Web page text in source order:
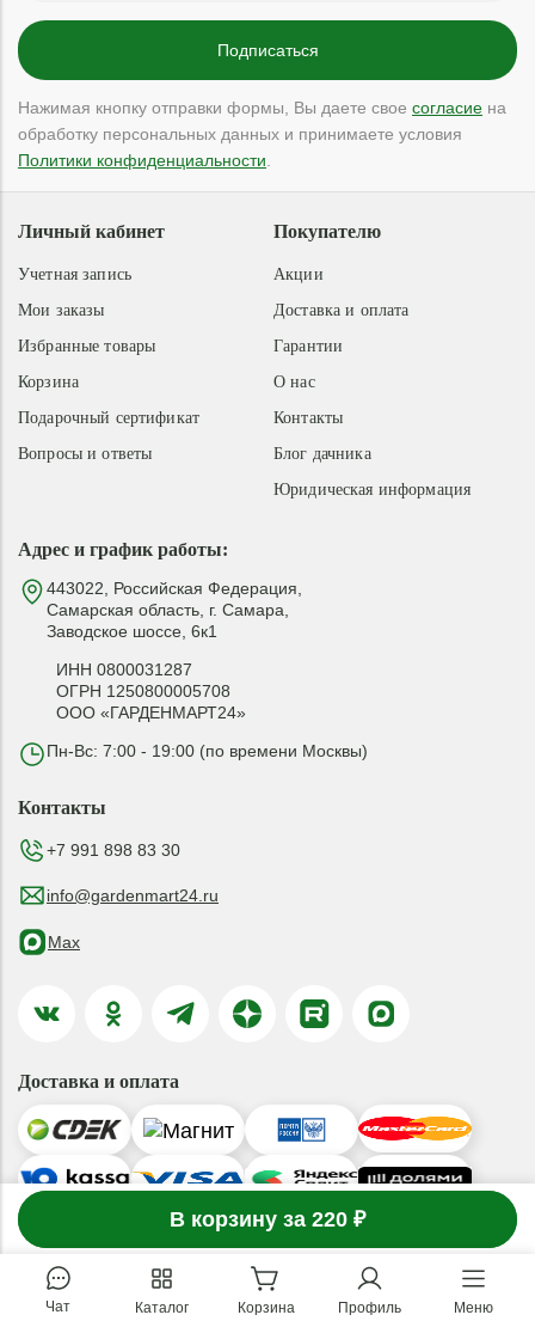
В корзину за 220 ₽
1 товар в корзине
Нажимая кнопку отправки формы, Вы даете свое согласие на
обработку персональных данных и принимаете условия
Политики конфиденциальности
Адрес и график работы:
443022, Российская Федерация,
Самарская область, г. Самара,
Заводское шоссе, 6к1
ИНН 0800031287
ОГРН 1250800005708
ООО «ГАРДЕНМАРТ24»
Пн-Вс: 7:00 - 19:00 (по времени Москвы)
Покупателю
Акции
Доставка и оплата
Гарантии
О нас
Контакты
Блог дачника
Юридическая информация
Личный кабинет
Учетная запись
Мои заказы
Избранные товары
Корзина
Подарочный сертификат
Вопросы и ответы
Контакты
+7 991 898 83 30
info@gardenmart24.ru
Max
Доставка и оплата
© 2019-2026 ООО «ГАРДЕНМАРТ24»
Чат Каталог Корзина Профиль Меню